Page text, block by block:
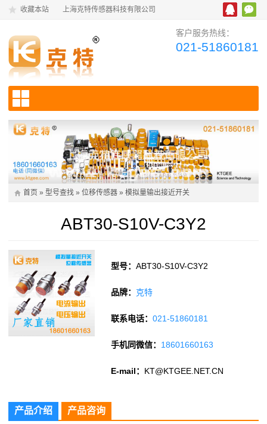
收藏本站 上海克特传感器科技有限公司
客户服务热线：
021-51860181
首页 » 型号查找 » 位移传感器 » 模拟量输出接近开关
ABT30-S10V-C3Y2
型号：ABT30-S10V-C3Y2
品牌： 克特
联系电话：021-51860181
手机同微信： 18601660163
E-mail： KT@KTGEE.NET.CN
产品介绍 产品咨询